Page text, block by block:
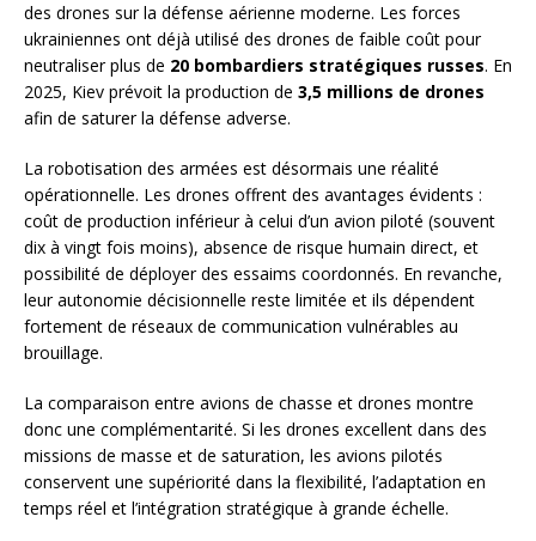
des drones sur la défense aérienne moderne. Les forces
ukrainiennes ont déjà utilisé des drones de faible coût pour
neutraliser plus de 20 bombardiers stratégiques russes. En
2025, Kiev prévoit la production de 3,5 millions de drones
afin de saturer la défense adverse.
La robotisation des armées est désormais une réalité
opérationnelle. Les drones offrent des avantages évidents :
coût de production inférieur à celui d’un avion piloté (souvent
dix à vingt fois moins), absence de risque humain direct, et
possibilité de déployer des essaims coordonnés. En revanche,
leur autonomie décisionnelle reste limitée et ils dépendent
fortement de réseaux de communication vulnérables au
brouillage.
La comparaison entre avions de chasse et drones montre
donc une complémentarité. Si les drones excellent dans des
missions de masse et de saturation, les avions pilotés
conservent une supériorité dans la flexibilité, l’adaptation en
temps réel et l’intégration stratégique à grande échelle.